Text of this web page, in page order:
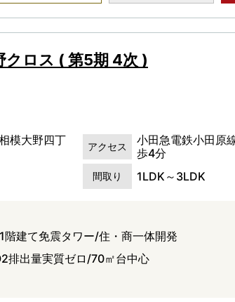
クロス ( 第5期 4次 )
模大野四丁
アクセス
小田急電鉄小田原
歩4分
間取り 1LDK～3LDK
建て免震タワー/住・商一体開発
排出量実質ゼロ/70㎡台中心